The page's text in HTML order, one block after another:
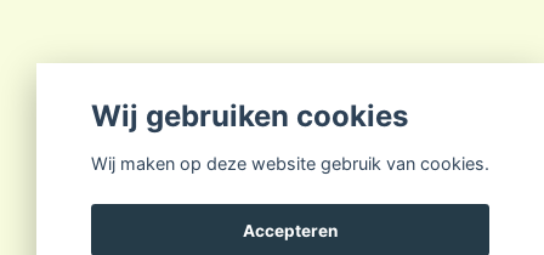
Wij gebruiken cookies
Wij maken op deze website gebruik van cookies.
Accepteren